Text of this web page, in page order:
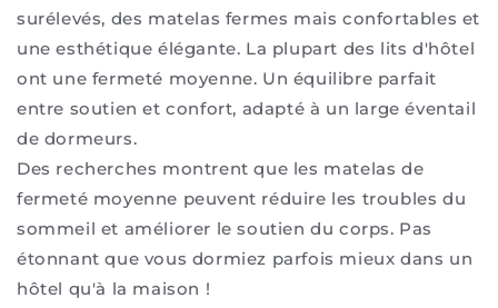
surélevés, des matelas fermes mais confortables et
une esthétique élégante. La plupart des lits d'hôtel
ont une fermeté moyenne. Un équilibre parfait
entre soutien et confort, adapté à un large éventail
de dormeurs.
Des recherches montrent que les matelas de
fermeté moyenne peuvent réduire les troubles du
sommeil et améliorer le soutien du corps. Pas
étonnant que vous dormiez parfois mieux dans un
hôtel qu'à la maison !